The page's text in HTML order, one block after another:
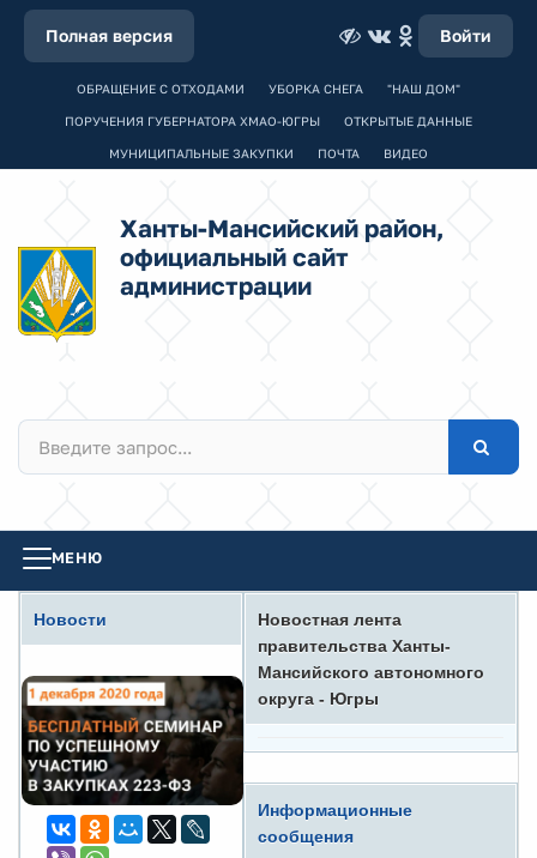
Полная версия Войти
ОБРАЩЕНИЕ С ОТХОДАМИ УБОРКА СНЕГА "НАШ ДОМ"
ПОРУЧЕНИЯ ГУБЕРНАТОРА ХМАО-ЮГРЫ ОТКРЫТЫЕ ДАННЫЕ
МУНИЦИПАЛЬНЫЕ ЗАКУПКИ ПОЧТА ВИДЕО
Ханты-Мансийский район,
официальный сайт
администрации
МЕНЮ
Новости
Новостная лента
правительства Ханты-
Мансийского автономного
округа - Югры
Информационные
сообщения